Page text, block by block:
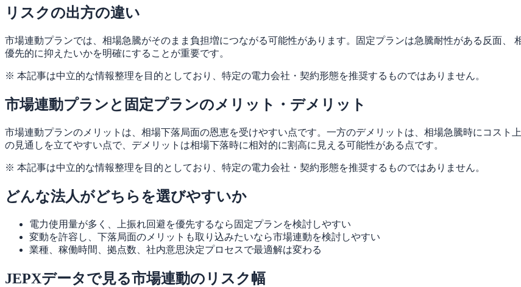
リスクの出方の違い
市場連動プランでは、相場急騰がそのまま負担増につながる可能性があります。固定プランは急騰耐性がある反面、
優先的に抑えたいかを明確にすることが重要です。
※ 本記事は中立的な情報整理を目的としており、特定の電力会社・契約形態を推奨するものではありません。
市場連動プランと固定プランのメリット・デメリット
市場連動プランのメリットは、相場下落局面の恩恵を受けやすい点です。一方のデメリットは、相場急騰時にコスト
の見通しを立てやすい点で、デメリットは相場下落時に相対的に割高に見える可能性がある点です。
※ 本記事は中立的な情報整理を目的としており、特定の電力会社・契約形態を推奨するものではありません。
どんな法人がどちらを選びやすいか
電力使用量が多く、上振れ回避を優先するなら固定プランを検討しやすい
変動を許容し、下落局面のメリットも取り込みたいなら市場連動を検討しやすい
業種、稼働時間、拠点数、社内意思決定プロセスで最適解は変わる
JEPXデータで見る市場連動のリスク幅